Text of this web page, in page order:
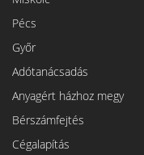
Pécs
Győr
Adótanácsadás
Anyagért házhoz megy
Bérszámfejtés
Cégalapítás